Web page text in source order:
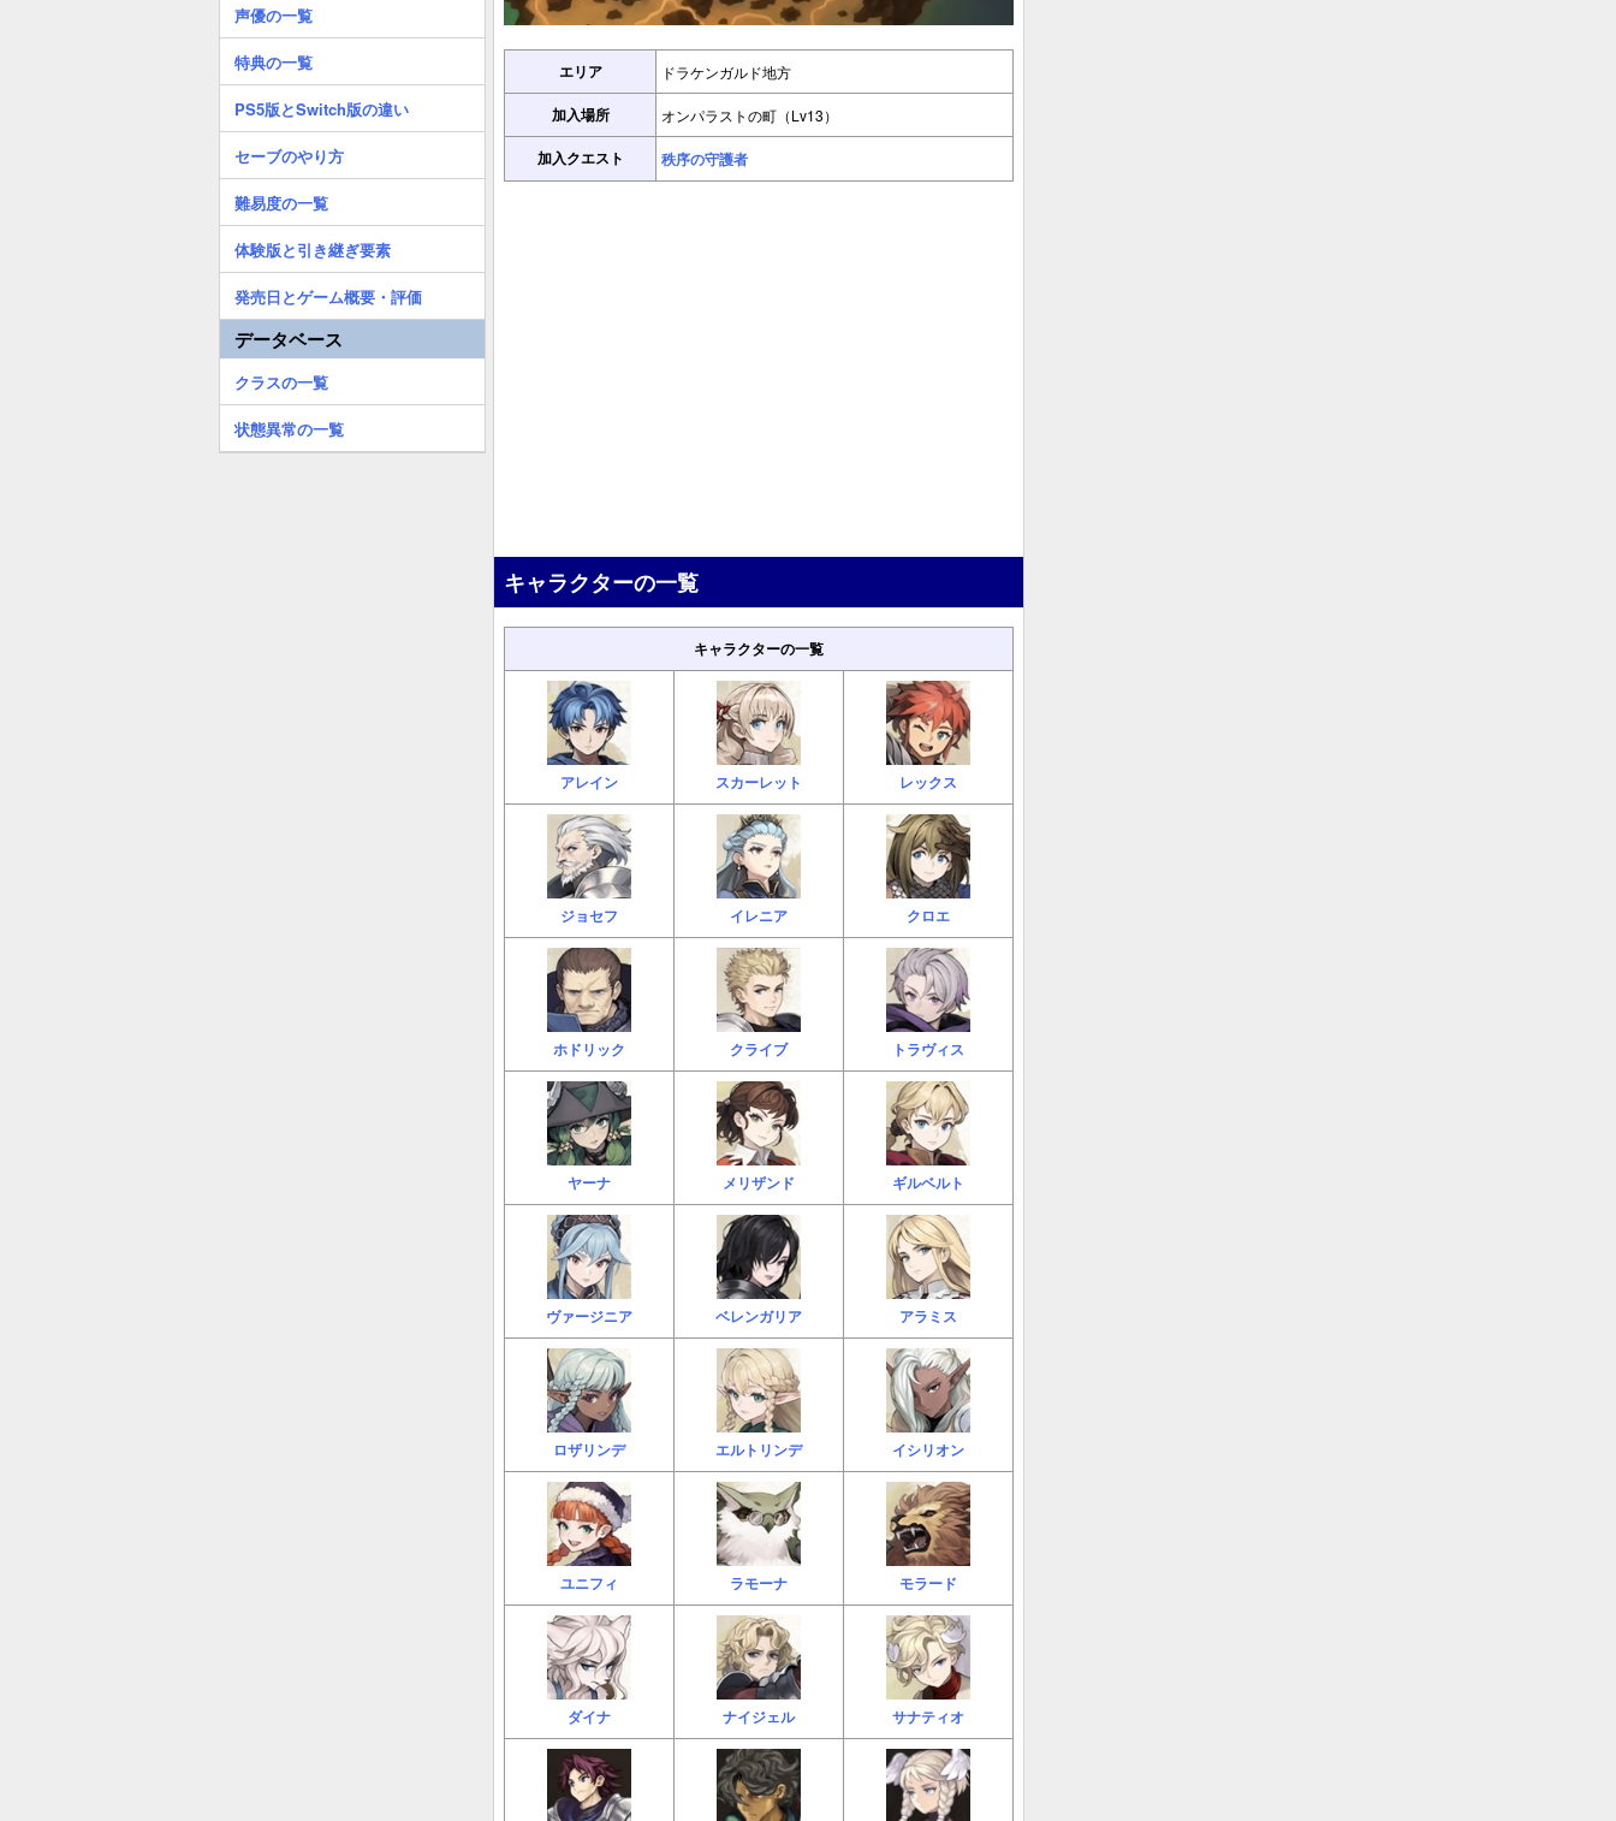
エリア ドラケンガルド地方
加入場所 オンパラストの町（Lv13）
加入クエスト 秩序の守護者
キャラクターの一覧
キャラクターの一覧
アレイン スカーレット レックス
ジョセフ イレニア クロエ
ホドリック クライブ トラヴィス
ヤーナ メリザンド ギルベルト
ヴァージニア ベレンガリア アラミス
ロザリンデ エルトリンデ イシリオン
ユニフィ ラモーナ モラード
ダイナ ナイジェル サナティオ
声優の一覧
特典の一覧
PS5版とSwitch版の違い
セーブのやり方
難易度の一覧
体験版と引き継ぎ要素
発売日とゲーム概要・評価
データベース
クラスの一覧
状態異常の一覧